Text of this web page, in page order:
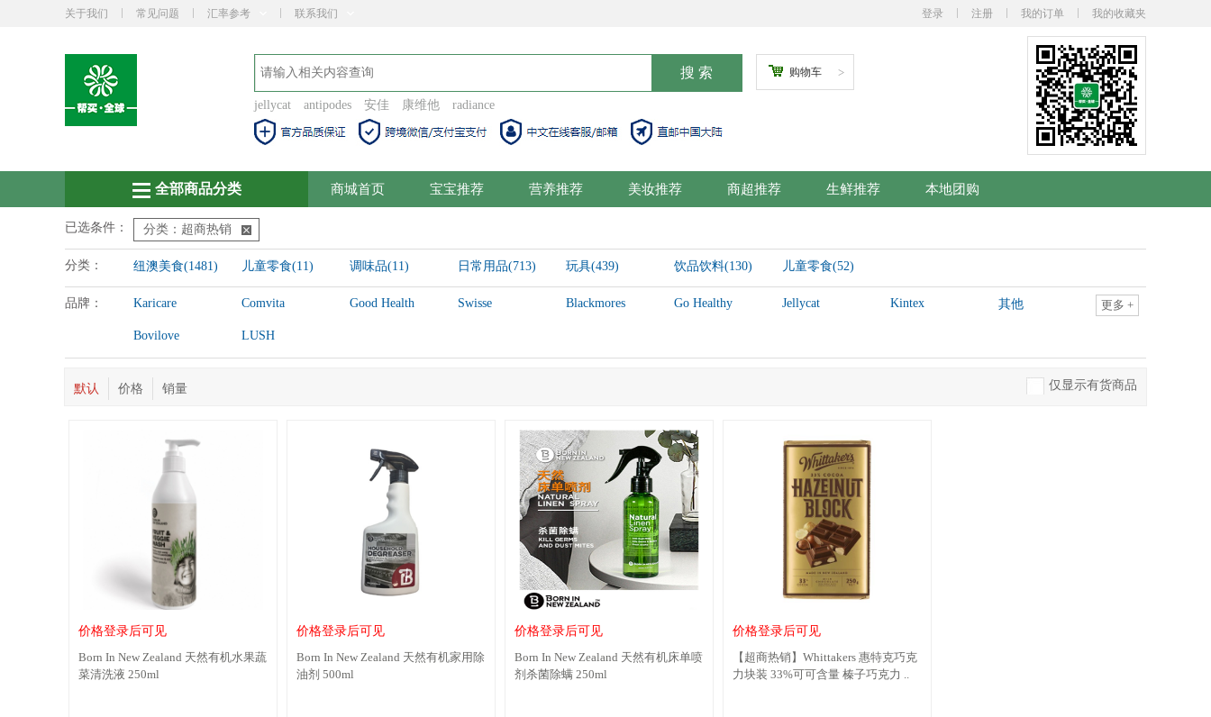
关于我们 常见问题 汇率参考 联系我们 登录 注册 我的订单 我的收藏夹
jellycat antipodes 安佳 康维他 radiance
>
购物车
全部商品分类 商城首页 宝宝推荐 营养推荐 美妆推荐 商超推荐 生鲜推荐 本地团购
已选条件： 分类：超商热销
分类： 纽澳美食(1481) 儿童零食(11) 调味品(11) 日常用品(713) 玩具(439) 饮品饮料(130) 儿童零食(52)
品牌： Karicare Comvita Good Health Swisse Blackmores Go Healthy Jellycat Kintex 其他
Bovilove LUSH
更多 +
默认 价格 销量 仅显示有货商品
价格登录后可见
Born In New Zealand 天然有机水果蔬
菜清洗液 250ml
价格登录后可见
Born In New Zealand 天然有机家用除
油剂 500ml
价格登录后可见
Born In New Zealand 天然有机床单喷
剂杀菌除螨 250ml
价格登录后可见
【超商热销】Whittakers 惠特克巧克
力块装 33%可可含量 榛子巧克力 ..